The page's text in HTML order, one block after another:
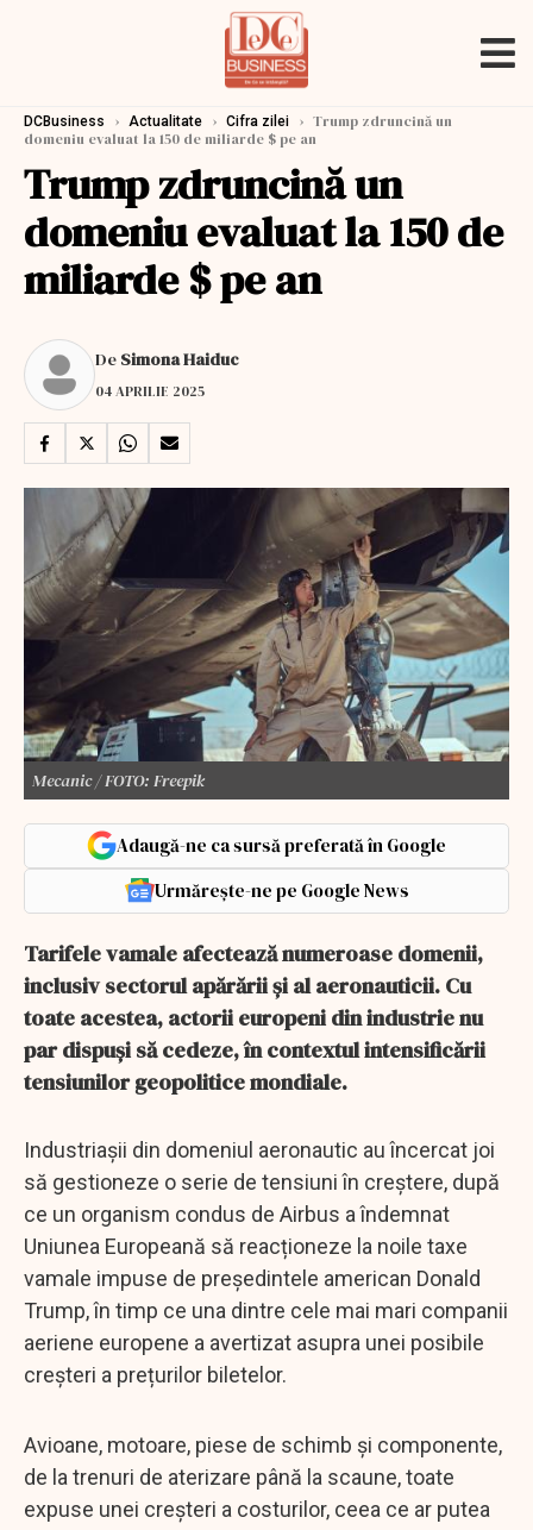
DCBusiness › Actualitate › Cifra zilei › Trump zdruncină un
domeniu evaluat la 150 de miliarde $ pe an
Trump zdruncină un
domeniu evaluat la 150 de
miliarde $ pe an
De Simona Haiduc
04 APRILIE 2025
Mecanic / FOTO: Freepik
Adaugă-ne ca sursă preferată în Google
Urmărește-ne pe Google News
Tarifele vamale afectează numeroase domenii,
inclusiv sectorul apărării și al aeronauticii. Cu
toate acestea, actorii europeni din industrie nu
par dispuși să cedeze, în contextul intensificării
tensiunilor geopolitice mondiale.
Industriașii din domeniul aeronautic au încercat joi
să gestioneze o serie de tensiuni în creștere, după
ce un organism condus de Airbus a îndemnat
Uniunea Europeană să reacționeze la noile taxe
vamale impuse de președintele american Donald
Trump, în timp ce una dintre cele mai mari companii
aeriene europene a avertizat asupra unei posibile
creșteri a prețurilor biletelor.
Avioane, motoare, piese de schimb și componente,
de la trenuri de aterizare până la scaune, toate
expuse unei creșteri a costurilor, ceea ce ar putea